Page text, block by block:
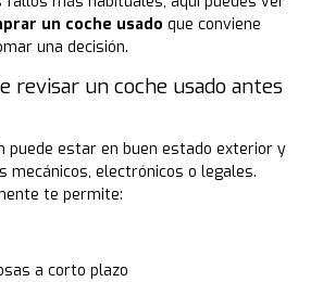
un coche usado que conviene
una decisión.
revisar un coche usado antes
puede estar en buen estado exterior y
mecánicos, electrónicos o legales.
te permite:
a corto plazo